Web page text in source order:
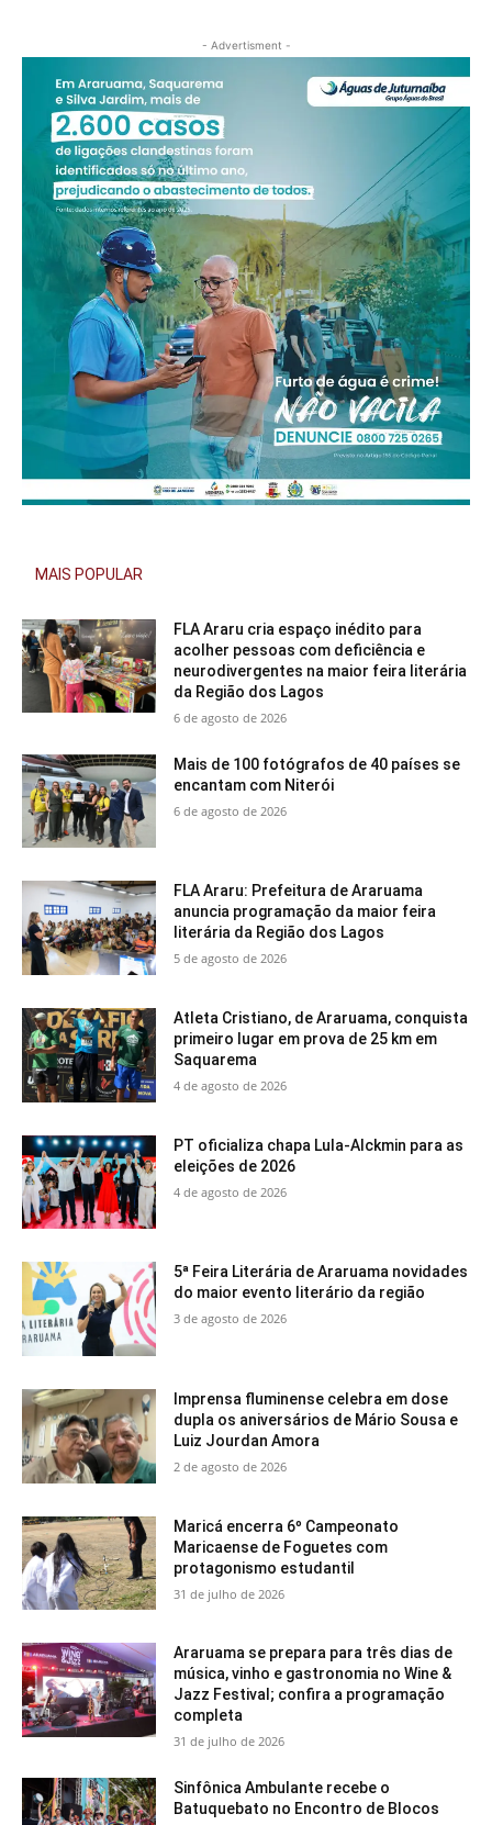
- Advertisment -
MAIS POPULAR
FLA Araru cria espaço inédito para
acolher pessoas com deficiência e
neurodivergentes na maior feira literária
da Região dos Lagos
6 de agosto de 2026
Mais de 100 fotógrafos de 40 países se
encantam com Niterói
6 de agosto de 2026
FLA Araru: Prefeitura de Araruama
anuncia programação da maior feira
literária da Região dos Lagos
5 de agosto de 2026
Atleta Cristiano, de Araruama, conquista
primeiro lugar em prova de 25 km em
Saquarema
4 de agosto de 2026
PT oficializa chapa Lula-Alckmin para as
eleições de 2026
4 de agosto de 2026
5ª Feira Literária de Araruama novidades
do maior evento literário da região
3 de agosto de 2026
Imprensa fluminense celebra em dose
dupla os aniversários de Mário Sousa e
Luiz Jourdan Amora
2 de agosto de 2026
Maricá encerra 6º Campeonato
Maricaense de Foguetes com
protagonismo estudantil
31 de julho de 2026
Araruama se prepara para três dias de
música, vinho e gastronomia no Wine &
Jazz Festival; confira a programação
completa
31 de julho de 2026
Sinfônica Ambulante recebe o
Batuquebato no Encontro de Blocos